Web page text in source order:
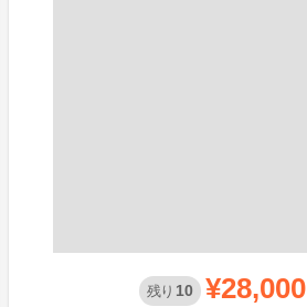
残り 10 ¥28,000